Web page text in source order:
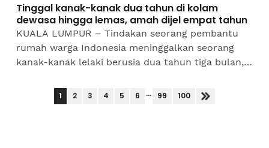
Tinggal kanak-kanak dua tahun di kolam
dewasa hingga lemas, amah dijel empat tahun
KUALA LUMPUR – Tindakan seorang pembantu
rumah warga Indonesia meninggalkan seorang
kanak-kanak lelaki berusia dua tahun tiga bulan,
sehingga menyebabkan...
1 2 3 4 5 6 ... 99 100